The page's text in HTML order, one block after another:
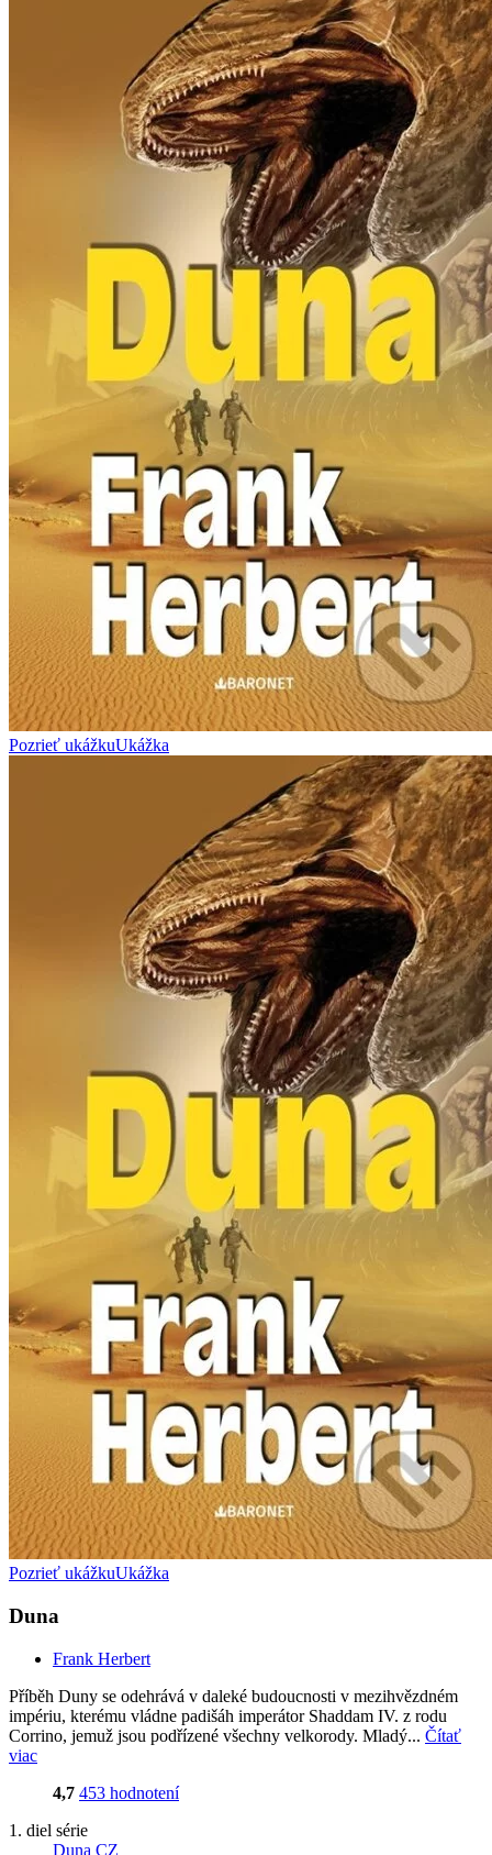
Pozrieť ukážkuUkážka
Pozrieť ukážkuUkážka
Duna
Frank Herbert
Příběh Duny se odehrává v daleké budoucnosti v mezihvězdném
impériu, kterému vládne padišáh imperátor Shaddam IV. z rodu
Corrino, jemuž jsou podřízené všechny velkorody. Mladý... Čítať
viac
4,7 453 hodnotení
1. diel série
Duna CZ